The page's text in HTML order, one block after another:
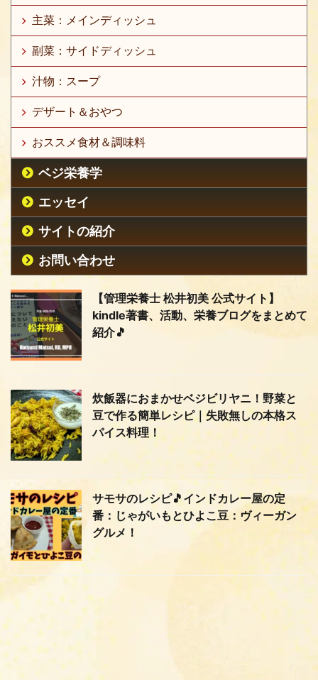
主菜：メインディッシュ
副菜：サイドディッシュ
汁物：スープ
デザート＆おやつ
おススメ食材＆調味料
ベジ栄養学
エッセイ
サイトの紹介
お問い合わせ
【管理栄養士 松井初美 公式サイト】
kindle著書、活動、栄養ブログをまとめて
紹介🎵
炊飯器におまかせベジビリヤニ！野菜と
豆で作る簡単レシピ｜失敗無しの本格ス
パイス料理！
サモサのレシピ🎵インドカレー屋の定
番：じゃがいもとひよこ豆：ヴィーガン
グルメ！